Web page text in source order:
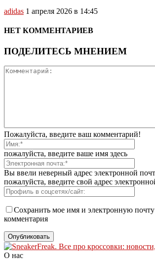
adidas 1 апреля 2026 в 14:45
НЕТ КОММЕНТАРИЕВ
ПОДЕЛИТЕСЬ МНЕНИЕМ
Пожалуйста, введите ваш комментарий!
пожалуйста, введите ваше имя здесь
Вы ввели неверный адрес электронной
пожалуйста, введите свой адрес
Сохранить мое имя и электронную
комментария
О нас